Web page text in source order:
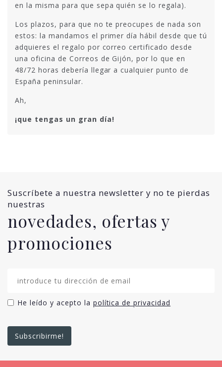
en la misma para que sepa quién se lo regala).
Los plazos, para que no te preocupes de nada son
estos: la mandamos el primer día hábil desde que tú
adquieres el regalo por correo certificado desde
una oficina de Correos de Gijón, por lo que en
48/72 horas debería llegar a cualquier punto de
España peninsular.
Ah,
¡que tengas un gran día!
Suscríbete a nuestra newsletter y no te pierdas
nuestras
novedades, ofertas y
promociones
He leído y acepto la política de privacidad